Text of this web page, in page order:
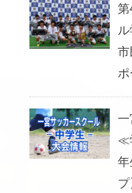
ポ
≪
プ